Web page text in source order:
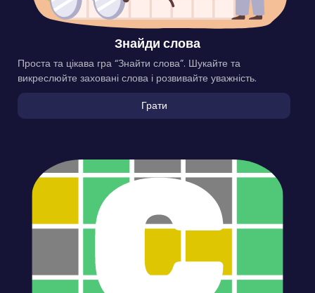
Знайди слова
Проста та цікава гра “Знайти слова”. Шукайте та
викреслюйте заховані слова і розвивайте уважність.
Грати